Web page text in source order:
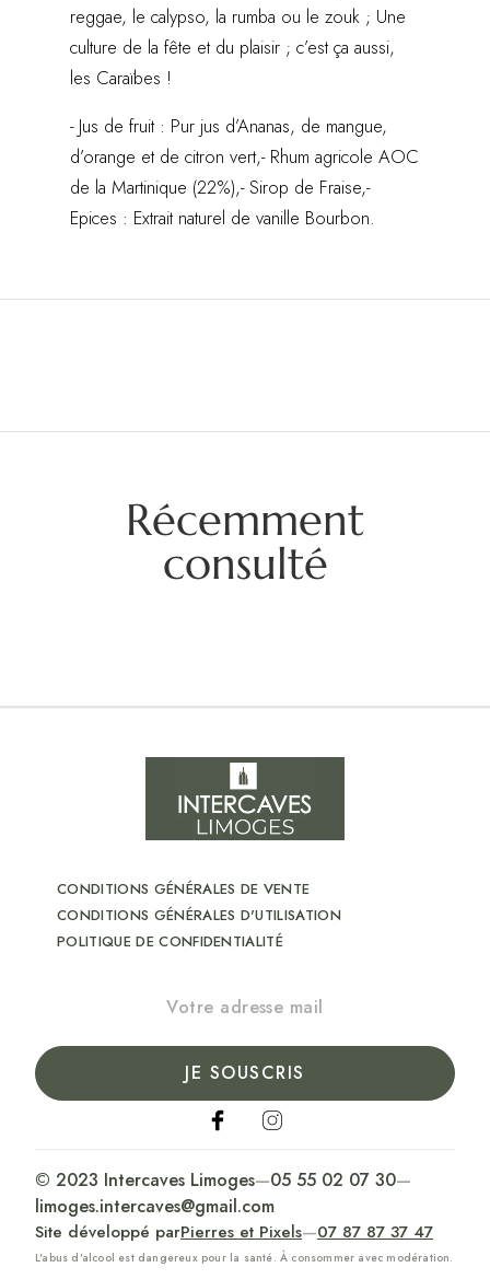
reggae, le calypso, la rumba ou le zouk ; Une
culture de la fête et du plaisir ; c’est ça aussi,
les Caraïbes !
- Jus de fruit : Pur jus d’Ananas, de mangue,
d’orange et de citron vert,- Rhum agricole AOC
de la Martinique (22%),- Sirop de Fraise,-
Epices : Extrait naturel de vanille Bourbon.
Récemment
consulté
CONDITIONS GÉNÉRALES DE VENTE
CONDITIONS GÉNÉRALES D'UTILISATION
POLITIQUE DE CONFIDENTIALITÉ
JE SOUSCRIS
© 2023 Intercaves Limoges—05 55 02 07 30—
limoges.intercaves@gmail.com
Site développé parPierres et Pixels—07 87 87 37 47
L'abus d'alcool est dangereux pour la santé. À consommer avec modération.